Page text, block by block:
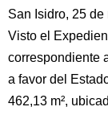
San Isidro, 25
Visto el
correspondiente
a favor del
462,13 m²,